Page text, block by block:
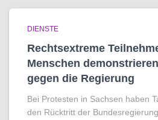
DIENSTE
Rechtsextreme
Menschen
gegen die Regierung
Bei Protesten in Sachsen haben
den Rücktritt der